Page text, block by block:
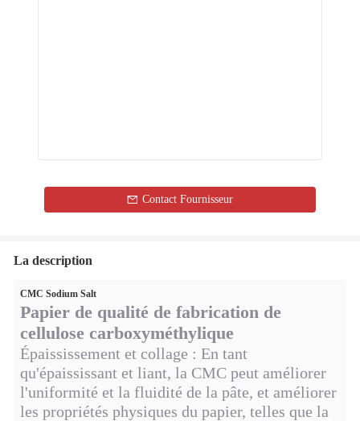
Contact Fournisseur
La description
CMC Sodium Salt
Papier de qualité de fabrication de
cellulose carboxyméthylique
Épaississement et collage : En tant
qu'épaississant et liant, la CMC peut améliorer
l'uniformité et la fluidité de la pâte, et améliorer
les propriétés physiques du papier, telles que la